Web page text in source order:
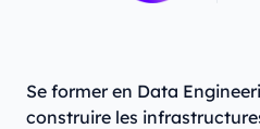
Se former en Data
construire les